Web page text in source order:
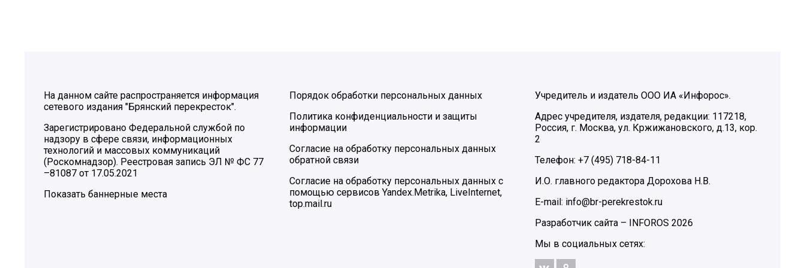
На данном сайте распространяется информация
сетевого издания "Брянский перекресток".
Зарегистрировано Федеральной службой по
надзору в сфере связи, информационных
технологий и массовых коммуникаций
(Роскомнадзор). Реестровая запись ЭЛ № ФС 77
–81087 от 17.05.2021
Показать баннерные места
Порядок обработки персональных данных
Политика конфиденциальности и защиты
информации
Согласие на обработку персональных данных
обратной связи
Согласие на обработку персональных данных с
помощью сервисов Yandex.Metrika, LiveInternet,
top.mail.ru
Учредитель и издатель ООО ИА «Инфорос».
Адрес учредителя, издателя, редакции: 117218,
Россия, г. Москва, ул. Кржижановского, д.13, кор.
2
Телефон: +7 (495) 718-84-11
И.О. главного редактора Дорохова Н.В.
E-mail: info@br-perekrestok.ru
Разработчик сайта – INFOROS 2026
Мы в социальных сетях: